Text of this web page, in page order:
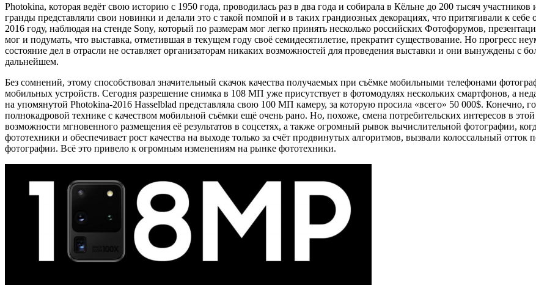
Photokina, которая ведёт свою историю с 1950 года, проводилась раз в два года и собирала в Кёльне до 200 тысяч
гранды представляли свои новинки и делали это с такой помпой и в таких грандиозных декорациях, что притягивали к
2016 году, наблюдая на стенде Sony, который по размерам мог легко принять несколько российских Фотофорумов,
мог и подумать, что выставка, отметившая в текущем году своё семидесятилетие, прекратит существование. Но прогресс
состояние дел в отрасли не оставляет организаторам никаких возможностей для проведения выставки и они вынуждены с
дальнейшем.
Без сомнений, этому способствовал значительный скачок качества получаемых при съёмке мобильными телефонами
мобильных устройств. Сегодня разрешение снимка в 108 МП уже присутствует в фотомодулях нескольких смартфонов, а
на упомянутой Photokina-2016 Hasselblad представляла свою 100 МП камеру, за которую просила «всего» 50 000$. Конечно,
полнокадровой технике с качеством мобильной съёмки ещё очень рано. Но, похоже, смена потребительских интересов в
возможности мгновенного размещения её результатов в соцсетях, а также огромный рывок вычислительной фотографии,
фототехники и обеспечивает рост качества на выходе только за счёт продвинутых алгоритмов, вызвали колоссальный
фотографии. Всё это привело к огромным изменениям на рынке фототехники.